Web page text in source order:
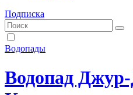
Подписка
Водопады
Водопад